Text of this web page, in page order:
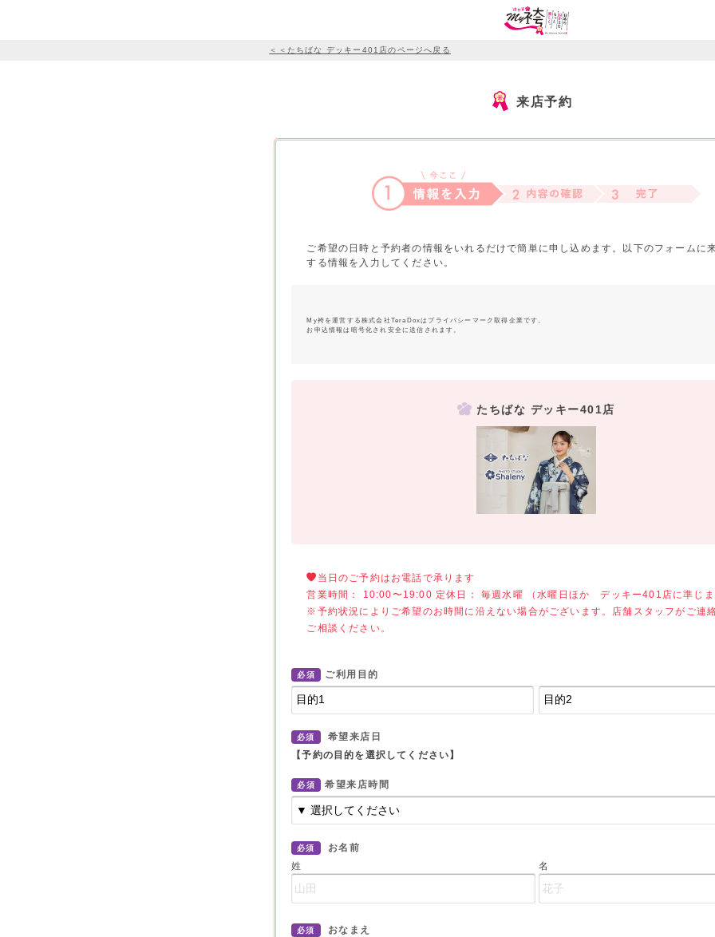
＜＜たちばな デッキー401店のページへ戻る
来店予約
ご希望の日時と予約者の情報をいれるだけで簡単に申し込めます。以下のフォームに
する情報を入力してください。
My袴を運営する株式会社TeraDoxはプライバシーマーク取得企業です。
お申込情報は暗号化され安全に送信されます。
たちばな デッキー401店
当日のご予約はお電話で承ります
営業時間： 10:00〜19:00 定休日： 毎週水曜 （水曜日ほか デッキー401店に準じま
※予約状況によりご希望のお時間に沿えない場合がございます。店舗スタッフがご連
ご相談ください。
必須 ご利用目的
必須
希望来店日
【予約の目的を選択してください】
必須 希望来店時間
必須
お名前
姓
名
必須
おなまえ